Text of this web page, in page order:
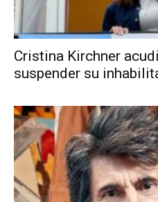
Cristina Kirchner
suspender su